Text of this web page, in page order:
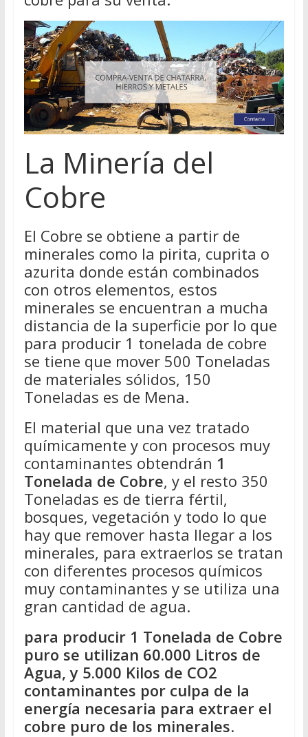
La Minería del
Cobre
El Cobre se obtiene a partir de
minerales como la pirita, cuprita o
azurita donde están combinados
con otros elementos, estos
minerales se encuentran a mucha
distancia de la superficie por lo que
para producir 1 tonelada de cobre
se tiene que mover 500 Toneladas
de materiales sólidos, 150
Toneladas es de Mena.
El material que una vez tratado
químicamente y con procesos muy
contaminantes obtendrán 1
Tonelada de Cobre, y el resto 350
Toneladas es de tierra fértil,
bosques, vegetación y todo lo que
hay que remover hasta llegar a los
minerales, para extraerlos se tratan
con diferentes procesos químicos
muy contaminantes y se utiliza una
gran cantidad de agua.
para producir 1 Tonelada de Cobre
puro se utilizan 60.000 Litros de
Agua, y 5.000 Kilos de CO2
contaminantes por culpa de la
energía necesaria para extraer el
cobre puro de los minerales.